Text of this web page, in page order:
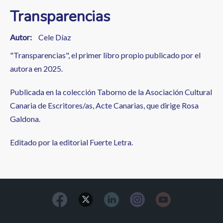
Transparencias
Autor
Cele Díaz
"Transparencias", el primer libro propio publicado por el
autora en 2025.
Publicada en la colección Taborno de la Asociación Cultural
Canaria de Escritores/as, Acte Canarias, que dirige Rosa
Galdona.
Editado por la editorial Fuerte Letra.